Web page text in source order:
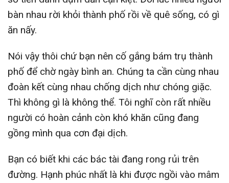
bàn nhau rời khỏi thành phố rồi về quê sống, có gì
ăn nấy.
Nói vậy thôi chứ bạn nên cố gắng bám trụ thành
phố để chờ ngày bình an. Chúng ta cần cùng nhau
đoàn kết cùng nhau chống dịch như chóng giặc.
Thì không gì là không thể. Tôi nghĩ còn rất nhiều
người có hoàn cảnh còn khó khăn cũng đang
gồng mình qua cơn đại dịch.
Bạn có biết khi các bác tài đang rong rủi trên
đường. Hạnh phúc nhất là khi được ngồi vào mâm